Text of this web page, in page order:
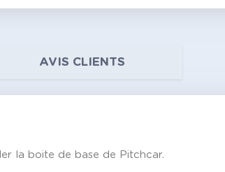
AVIS CLIENTS
la boite de base de Pitchcar.